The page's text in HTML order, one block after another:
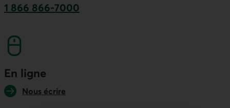
1 866 866-7000
En ligne
Nous écrire